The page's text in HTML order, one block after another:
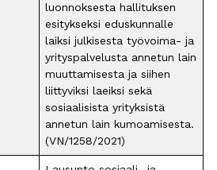
luonnoksesta hallituksen
esitykseksi eduskunnalle
laiksi julkisesta työvoima- ja
yrityspalvelusta annetun lain
muuttamisesta ja siihen
liittyviksi laeiksi sekä
sosiaalisista yrityksistä
annetun lain kumoamisesta.
(VN/1258/2021)